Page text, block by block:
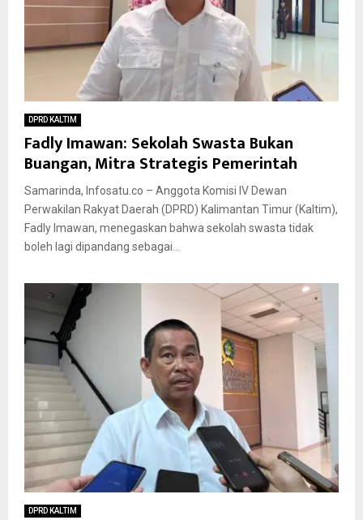
DPRD KALTIM
Fadly Imawan: Sekolah Swasta Bukan
Buangan, Mitra Strategis Pemerintah
Samarinda, Infosatu.co – Anggota Komisi IV Dewan
Perwakilan Rakyat Daerah (DPRD) Kalimantan Timur (Kaltim),
Fadly Imawan, menegaskan bahwa sekolah swasta tidak
boleh lagi dipandang sebagai...
DPRD KALTIM